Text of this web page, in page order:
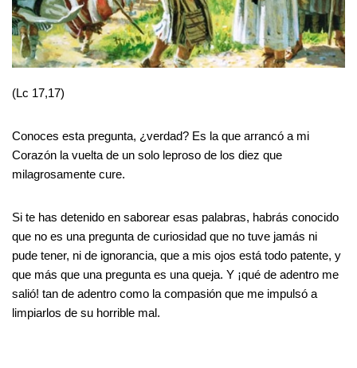
(Lc 17,17)
Conoces esta pregunta, ¿verdad? Es la que arrancó a mi
Corazón la vuelta de un solo leproso de los diez que
milagrosamente cure.
Si te has detenido en saborear esas palabras, habrás conocido
que no es una pregunta de curiosidad que no tuve jamás ni
pude tener, ni de ignorancia, que a mis ojos está todo patente, y
que más que una pregunta es una queja. Y ¡qué de adentro me
salió! tan de adentro como la compasión que me impulsó a
limpiarlos de su horrible mal.